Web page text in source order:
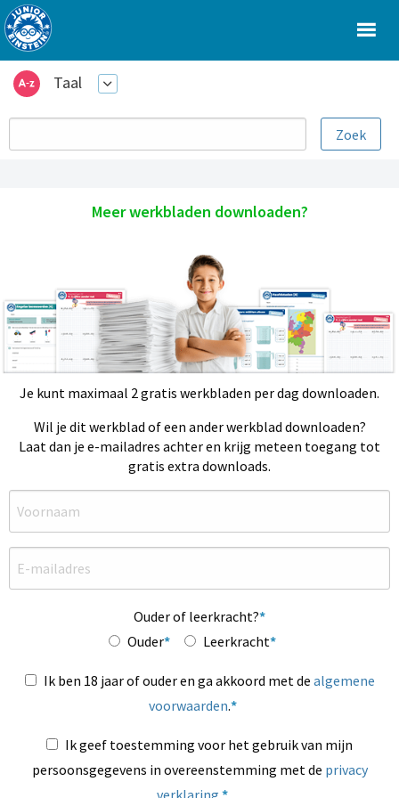
Taal
Meer werkbladen downloaden?
Je kunt maximaal 2 gratis werkbladen per dag downloaden.
Wil je dit werkblad of een ander werkblad downloaden?
Laat dan je e-mailadres achter en krijg meteen toegang tot
gratis extra downloads.
Ouder of leerkracht?
Ouder
Leerkracht
Ik ben 18 jaar of ouder en ga akkoord met de algemene
voorwaarden.
Ik geef toestemming voor het gebruik van mijn
persoonsgegevens in overeenstemming met de privacy